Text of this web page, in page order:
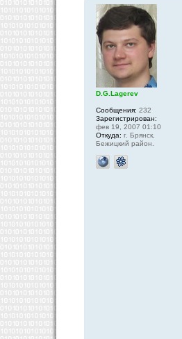
D.G.Lagerev
Сообщения: 232
Зарегистрирован:
фев 19, 2007 01:10
Откуда: г. Брянск,
Бежицкий район.